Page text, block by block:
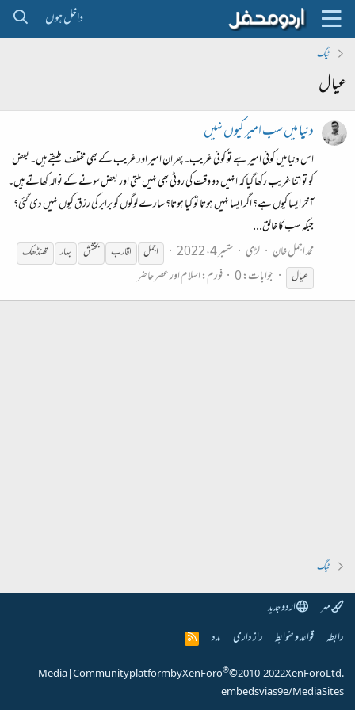
داخل ہوں
ٹیگ
عیال
دنیا میں سب امیر کیوں نہیں
اس دنیا میں کوئی امیر ہے تو کوئی غریب۔ پھر ان امیر اور غریب کے بھی مختلف طبقے ہیں۔ بعض
کو تو اتنا غریب رکھا گیا کہ انہیں دو وقت کی روٹی بھی نہیں ملتی اور بعض سونے کے نوالہ کھاتے ہیں۔
آخر ایسا کیوں ہے؟ اگر ایسا نہیں ہوتا تو کیا ہوتا؟ سارے لوگوں کو برابر کی رزق کیوں نہیں دی گئی؟
جبکہ سب کا خالق...
محمد اجمل خان
لڑی ستمبر 4، 2022 اجمل اقارب بخشش بہار
تھنڈھک
عیال
جوابات: 0 فورم:اسلام اور عصر حاضر
ٹیگ
مہر
اردو جدید
رابطہ قواعد و ضوابط راز داری مدد
R
S
Community platform by XenForo®© 2010-2022 XenForo Ltd.
|
Media
embeds via s9e/MediaSites